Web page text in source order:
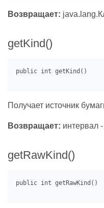
Возвращает:
getKind()
Получает источник
Возвращает: интервал
getRawKind()